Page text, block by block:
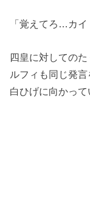
「覚えてろ…カイ
四皇に対しての
ルフィも同じ発
白ひげに向かって